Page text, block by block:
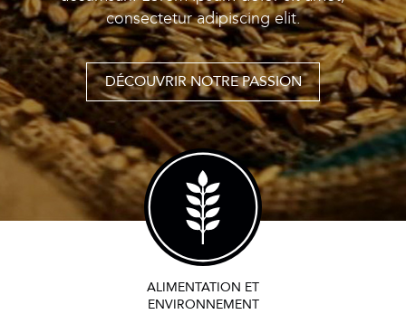
consectetur adipiscing elit.
DÉCOUVRIR NOTRE PASSION
ALIMENTATION ET
ENVIRONNEMENT